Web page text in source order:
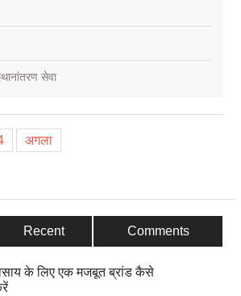
सेवा
अगला
Recent Comments
के लिए एक मजबूत ब्रांड कैसे